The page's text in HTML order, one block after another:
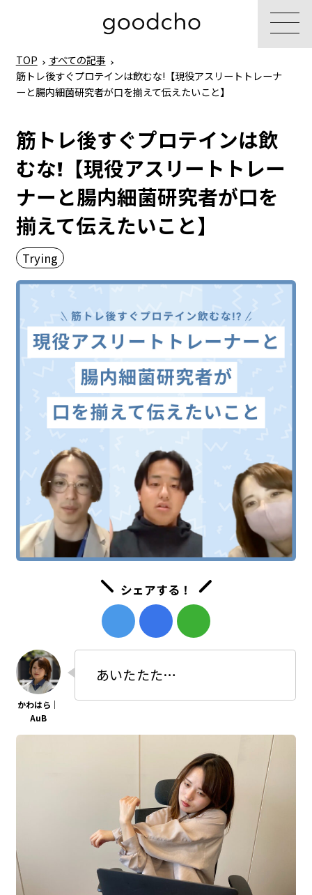
TOP
すべての記事
筋トレ後すぐプロテインは飲むな!【現役アスリートトレーナ
ーと腸内細菌研究者が口を揃えて伝えたいこと】
筋トレ後すぐプロテインは飲
むな!【現役アスリートトレー
ナーと腸内細菌研究者が口を
揃えて伝えたいこと】
Trying
シェアする！
あいたたた…